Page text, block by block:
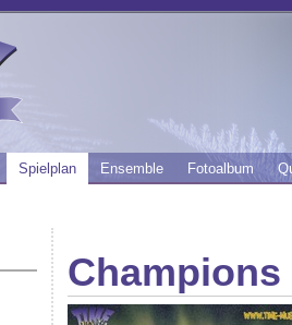
Spielplan Ensemble Fotoalbum
Champions